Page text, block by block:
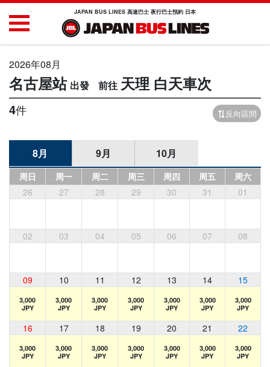
JAPAN BUS LINES 高速巴士 夜行巴士預約 日本
2026年08月
名古屋站 天理 白天車次
4件 反向區間
8月 9月 10月
周日 周一 周二 周三 周四 周五
周六
26
27 28 29 30 31 01
02 03 04 05 06 07 08
09 10 11 12 13 14 15
3,000
JPY
3,000
JPY
3,000
JPY
3,000
JPY
3,000
JPY
3,000
JPY
3,000
JPY
16 17 18 19 20 21 22
3,000
JPY
3,000
JPY
3,000
JPY
3,000
JPY
3,000
JPY
3,000
JPY
3,000
JPY